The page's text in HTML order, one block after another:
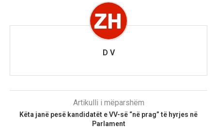
D V
Artikulli i mëparshëm
Këta janë pesë kandidatët e VV-së “në prag” të hyrjes në
Parlament